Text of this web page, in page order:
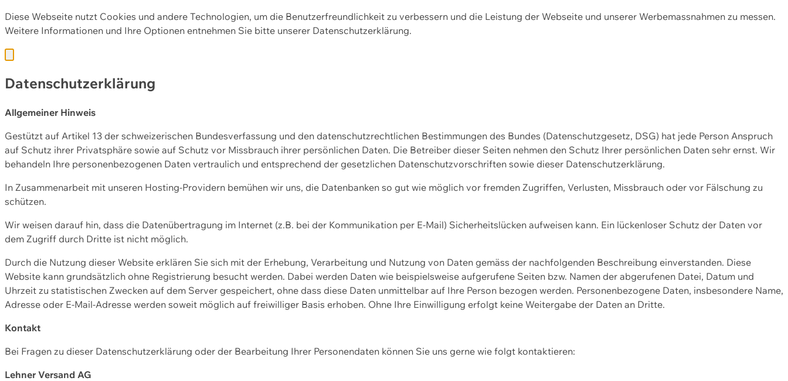
Diese Webseite nutzt Cookies und andere Technologien, um die Benutzerfreundlichkeit zu verbessern und die Leistung der Webseite und unserer Werbemassnahmen zu messen.
Weitere Informationen und Ihre Optionen entnehmen Sie bitte unserer Datenschutzerklärung.
Datenschutzerklärung
Allgemeiner Hinweis
Gestützt auf Artikel 13 der schweizerischen Bundesverfassung und den datenschutzrechtlichen Bestimmungen des Bundes (Datenschutzgesetz, DSG) hat jede Person Anspruch
auf Schutz ihrer Privatsphäre sowie auf Schutz vor Missbrauch ihrer persönlichen Daten. Die Betreiber dieser Seiten nehmen den Schutz Ihrer persönlichen Daten sehr ernst. Wir
behandeln Ihre personenbezogenen Daten vertraulich und entsprechend der gesetzlichen Datenschutzvorschriften sowie dieser Datenschutzerklärung.
In Zusammenarbeit mit unseren Hosting-Providern bemühen wir uns, die Datenbanken so gut wie möglich vor fremden Zugriffen, Verlusten, Missbrauch oder vor Fälschung zu
schützen.
Wir weisen darauf hin, dass die Datenübertragung im Internet (z.B. bei der Kommunikation per E-Mail) Sicherheitslücken aufweisen kann. Ein lückenloser Schutz der Daten vor
dem Zugriff durch Dritte ist nicht möglich.
Durch die Nutzung dieser Website erklären Sie sich mit der Erhebung, Verarbeitung und Nutzung von Daten gemäss der nachfolgenden Beschreibung einverstanden. Diese
Website kann grundsätzlich ohne Registrierung besucht werden. Dabei werden Daten wie beispielsweise aufgerufene Seiten bzw. Namen der abgerufenen Datei, Datum und
Uhrzeit zu statistischen Zwecken auf dem Server gespeichert, ohne dass diese Daten unmittelbar auf Ihre Person bezogen werden. Personenbezogene Daten, insbesondere Name,
Adresse oder E-Mail-Adresse werden soweit möglich auf freiwilliger Basis erhoben. Ohne Ihre Einwilligung erfolgt keine Weitergabe der Daten an Dritte.
Kontakt
Bei Fragen zu dieser Datenschutzerklärung oder der Bearbeitung Ihrer Personendaten können Sie uns gerne wie folgt kontaktieren:
Lehner Versand AG